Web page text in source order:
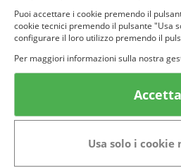
© provaprodottigratis.it 2023 | All Rights
Categorie in evidenza
Bellezza
Puoi accettare i cookie premendo il
cookie tecnici premendo il pulsante "Usa
configurare il loro utilizzo premendo il
Per maggiori informazioni sulla nostra
Accetta
Usa solo i cookie